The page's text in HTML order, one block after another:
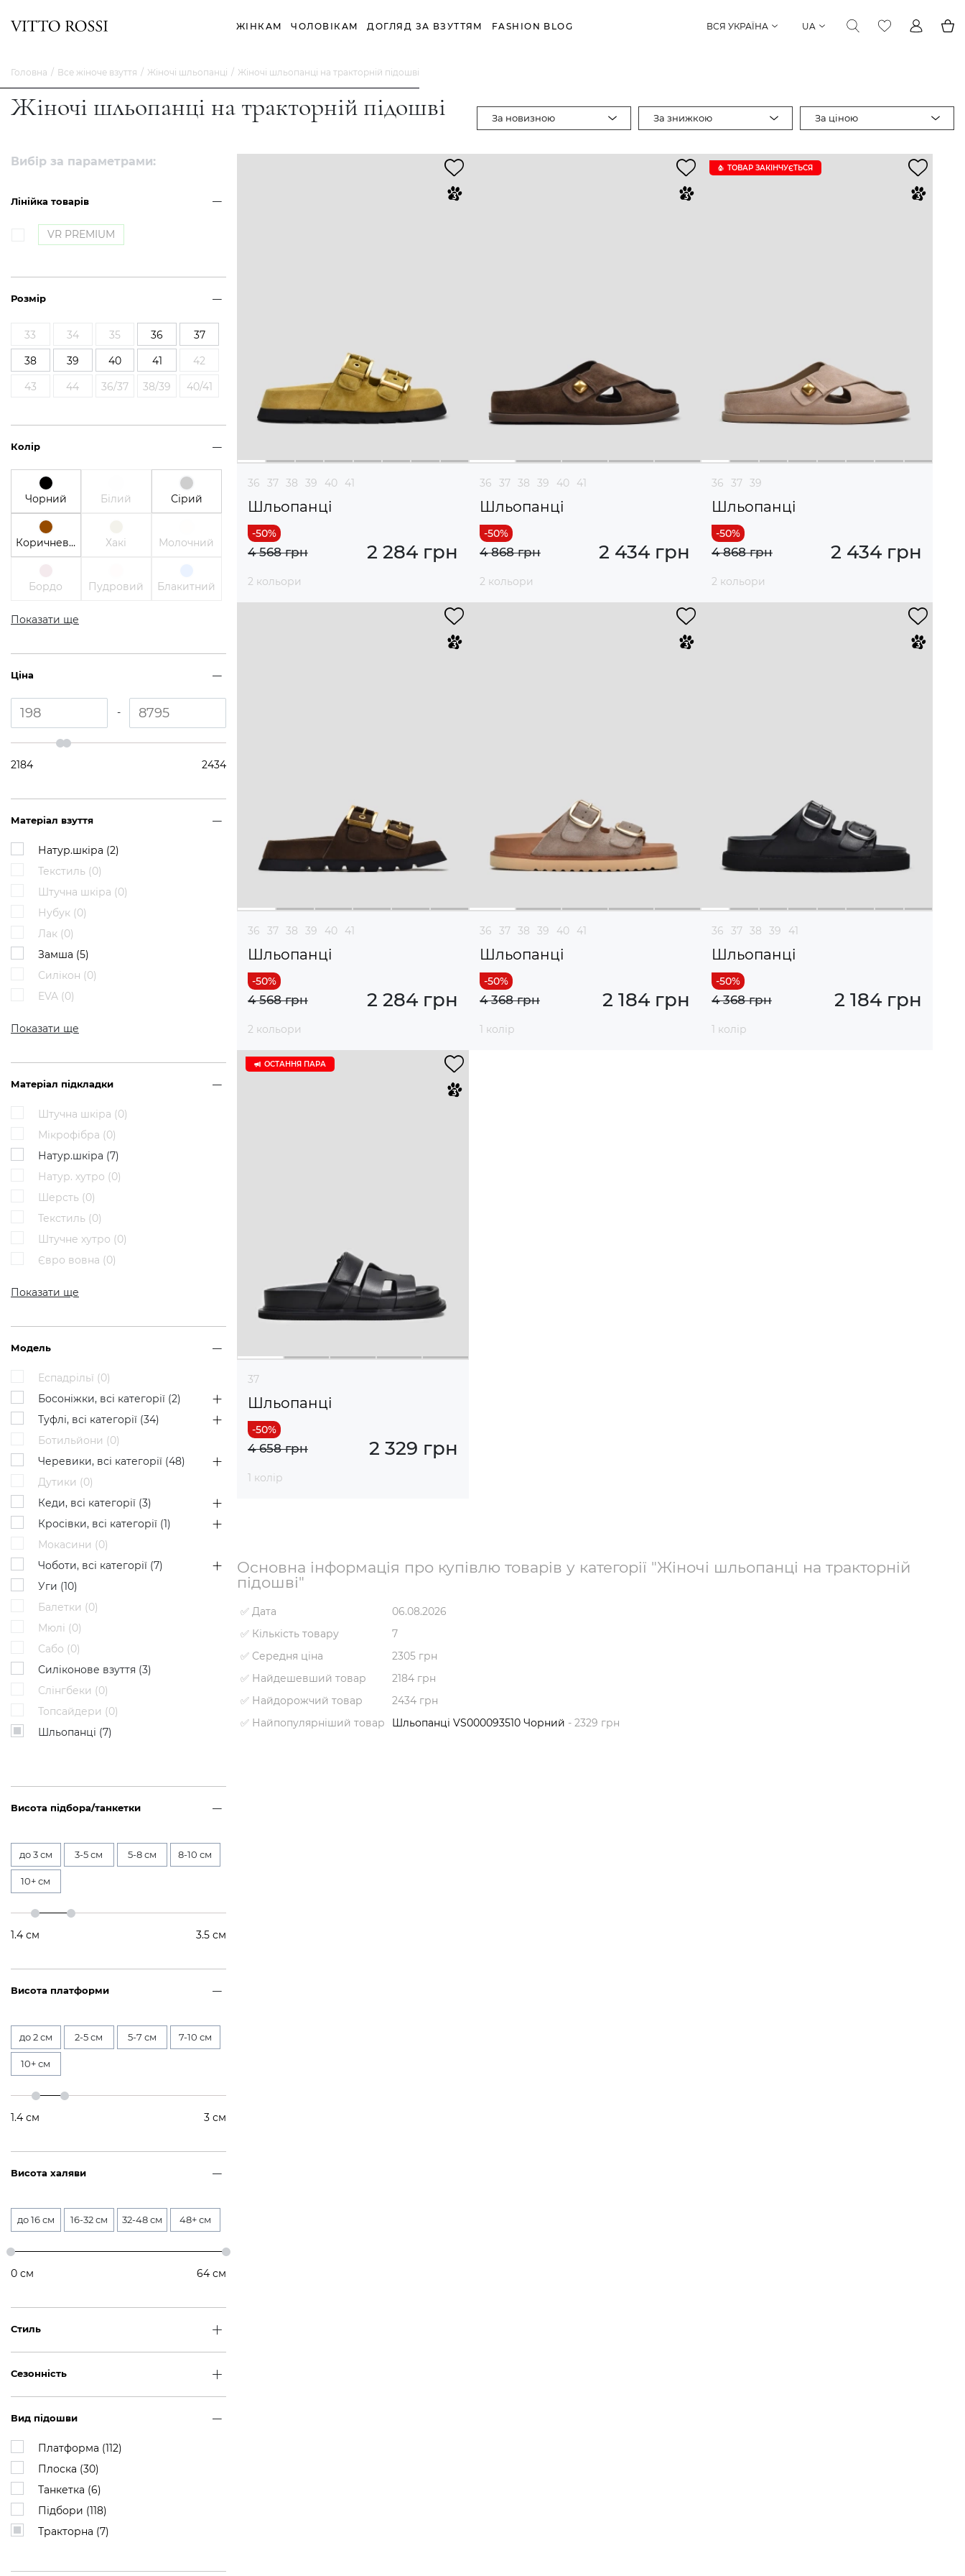
ЖІНКАМ ЧОЛОВІКАМ ДОГЛЯД ЗА ВЗУТТЯМ FASHION BLOG ВСЯ УКРАЇНА UA
Головна Все жіноче взуття Жіночі шльопанці Жіночі шльопанці на тракторній підошві
Жіночі шльопанці на тракторній підошві За новизною За знижкою За ціною
Вибір за параметрами:
Лінійка товарів
VR PREMIUM
Розмір
33 34 35 36
37
38
39 40 41
42
43
44 36/37 38/39 40/41
Колір
Чорний Білий Сірий
Коричневий Хакі Молочний
Бордо Пудровий Блакитний
Показати ще
Ціна
-
2184 2434
Матеріал взуття
Натур.шкіра (2)
Текстиль (0)
Штучна шкіра (0)
Нубук (0)
Лак (0)
Замша (5)
Силікон (0)
EVA (0)
Показати ще
Матеріал підкладки
Штучна шкіра (0)
Мікрофібра (0)
Натур.шкіра (7)
Натур. хутро (0)
Шерсть (0)
Текстиль (0)
Штучне хутро (0)
Євро вовна (0)
Показати ще
Модель
Еспадрільї (0)
Босоніжки, всі категорії (2)
Туфлі, всі категорії (34)
Ботильйони (0)
Черевики, всі категорії (48)
Дутики (0)
Кеди, всі категорії (3)
Кросівки, всі категорії (1)
Мокасини (0)
Чоботи, всі категорії (7)
Уги (10)
Балетки (0)
Мюлі (0)
Сабо (0)
Силіконове взуття (3)
Слінгбеки (0)
Топсайдери (0)
Шльопанці (7)
Висота підбора/танкетки
до 3 см 3-5 см 5-8 см 8-10 см
10+ см
1.4 см 3.5 см
Висота платформи
до 2 см 2-5 см 5-7 см 7-10 см
10+ см
1.4 см 3 см
Висота халяви
до 16 см 16-32 см 32-48 см 48+ см
0 см 64 см
Стиль
Сезонність
Вид підошви
Платформа (112)
Плоска (30)
Танкетка (6)
Підбори (118)
Тракторна (7)
36 37 38 39 40 41
Шльопанці
2 284 грн
4 568 грн
2 кольори
36 37 38 39 40 41
Шльопанці
2 434 грн
4 868 грн
2 кольори
ТОВАР ЗАКІНЧУЄTЬСЯ
36 37 39
Шльопанці
2 434 грн
4 868 грн
2 кольори
36 37 38 39 40 41
Шльопанці
2 284 грн
4 568 грн
2 кольори
36 37 38 39 40 41
Шльопанці
2 184 грн
4 368 грн
1 колір
36 37 38 39 41
Шльопанці
2 184 грн
4 368 грн
1 колір
ОСТАННЯ ПАРА
37
Шльопанці
2 329 грн
4 658 грн
1 колір
Основна інформація про купівлю товарів у категорії "Жіночі шльопанці на тракторній
підошві"
✅ Дата
06.08.2026
✅ Кількість товару
7
✅ Середня ціна
2305 грн
✅ Найдешевший товар
2184 грн
✅ Найдорожчий товар
2434 грн
✅ Найпопулярніший товар
Шльопанці VS000093510 Чорний - 2329 грн